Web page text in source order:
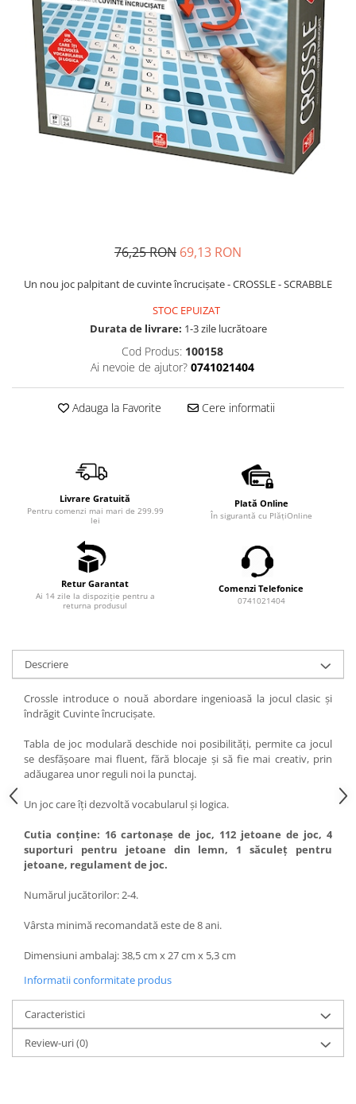
Usborne
76,25 RON 69,13 RON
Un nou joc palpitant de cuvinte încrucișate - CROSSLE - SCRABBLE
STOC EPUIZAT
Durata de livrare: 1-3 zile lucrătoare
Cod Produs: 100158
Ai nevoie de ajutor? 0741021404
Adauga la Favorite Cere informatii
Livrare Gratuită
Pentru comenzi mai mari de 299.99
lei
Plată Online
În sigurantă cu PlățiOnline
Retur Garantat
Ai 14 zile la dispoziție pentru a
returna produsul
Comenzi Telefonice
0741021404
Descriere
Crossle introduce o nouă abordare ingenioasă la jocul clasic și
îndrăgit Cuvinte încrucișate.
Tabla de joc modulară deschide noi posibilități, permite ca jocul
se desfășoare mai fluent, fără blocaje și să fie mai creativ, prin
adăugarea unor reguli noi la punctaj.
Un joc care îți dezvoltă vocabularul și logica.
Cutia conține: 16 cartonașe de joc, 112 jetoane de joc, 4
suporturi pentru jetoane din lemn, 1 săculeț pentru
jetoane, regulament de joc.
Numărul jucătorilor: 2-4.
Vârsta minimă recomandată este de 8 ani.
Dimensiuni ambalaj: 38,5 cm x 27 cm x 5,3 cm
Informatii conformitate produs
Caracteristici
Review-uri(0)